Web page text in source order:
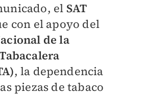
el SAT
con el apoyo del
de la
, la dependencia
piezas de tabaco